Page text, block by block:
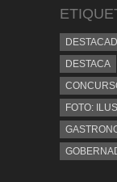
DESTACA
FOTO: